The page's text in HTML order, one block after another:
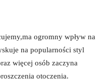
⁣ogromny wpływ na
na popularności styl
więcej osób zaczyna
otoczenia.